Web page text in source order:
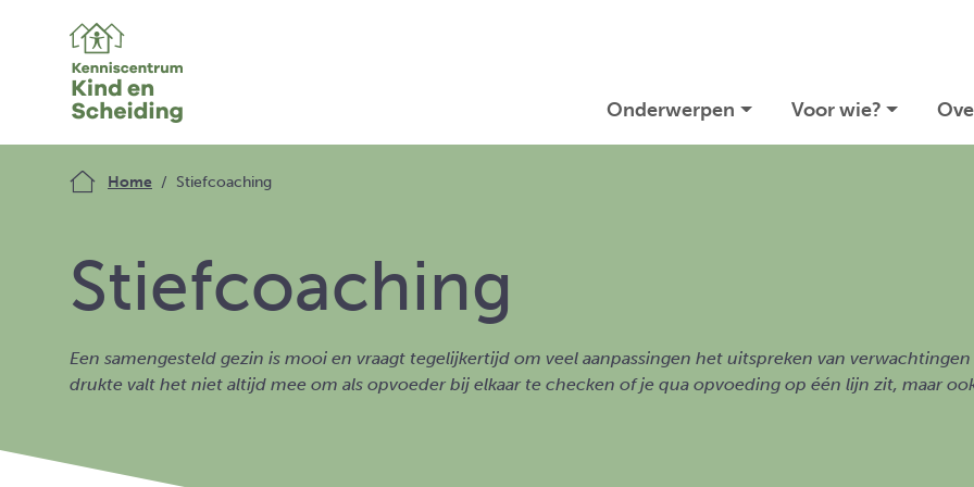
Home Stiefcoaching
Stiefcoaching
Een samengesteld gezin is mooi en vraagt tegelijkertijd om veel aanpassingen het uitspreken van
drukte valt het niet altijd mee om als opvoeder bij elkaar te checken of je qua opvoeding op één lijn zit, maar
Onderwerpen Voor wie?